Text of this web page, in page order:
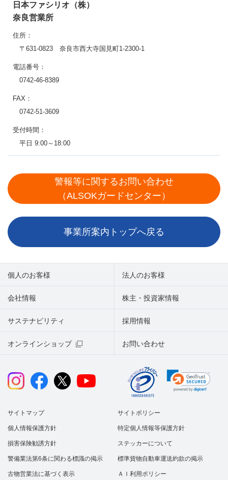
日本ファシリオ（株）
奈良営業所
住所：
〒631-0823 奈良市西大寺国見町1-2300-1
電話番号：
0742-46-8389
FAX：
0742-51-3609
受付時間：
平日 9:00～18:00
警報等に関するお問い合わせ
（ALSOKガードセンター）
事業所案内トップへ戻る
個人のお客様 法人のお客様
会社情報 株主・投資家情報
サステナビリティ
オンラインショップ お問い合わせ
採用情報
サイトマップ サイトポリシー
個人情報保護方針 特定個人情報等保護方針
損害保険勧誘方針 ステッカーについて
警備業法第6条に関わる標識の掲示 標準貨物自動車運送約款の掲示
古物営業法に基づく表示 ＡＩ利用ポリシー